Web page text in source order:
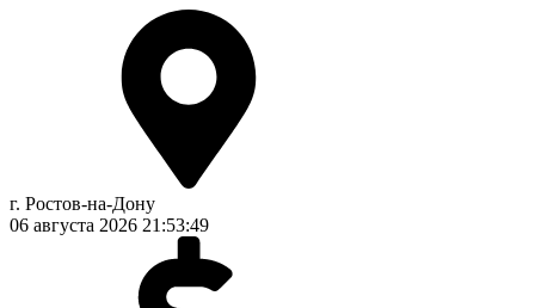
г. Ростов-на-Дону
06 августа 2026 21:53:49